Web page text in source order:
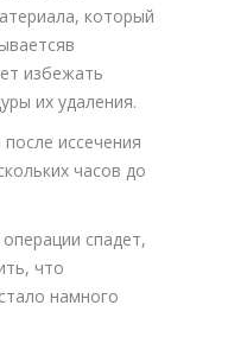
который
избежать
их удаления.
иссечения
часов до
спадет,
что
намного